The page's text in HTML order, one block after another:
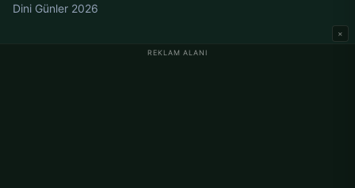
REKLAM ALANI
×
Dini Günler 2026
Almanya Namaz Vakitleri